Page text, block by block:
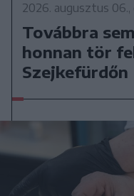
2026. augusztus
Továbbra
honnan tör
Szejkefürdőn